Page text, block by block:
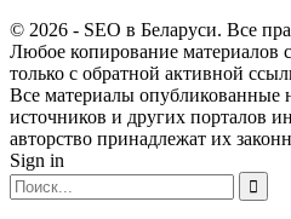
© 2026 - SEO в Беларуси. Все
Любое копирование материалов
только с обратной активной
Все материалы опубликованные
источников и других порталов
авторство принадлежат их
Sign in